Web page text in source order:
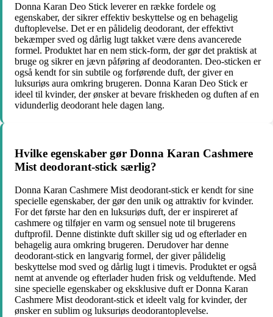
Donna Karan Deo Stick leverer en række fordele og
egenskaber, der sikrer effektiv beskyttelse og en behagelig
duftoplevelse. Det er en pålidelig deodorant, der effektivt
bekæmper sved og dårlig lugt takket være dens avancerede
formel. Produktet har en nem stick-form, der gør det praktisk at
bruge og sikrer en jævn påføring af deodoranten. Deo-sticken er
også kendt for sin subtile og forførende duft, der giver en
luksuriøs aura omkring brugeren. Donna Karan Deo Stick er
ideel til kvinder, der ønsker at bevare friskheden og duften af en
vidunderlig deodorant hele dagen lang.
Hvilke egenskaber gør Donna Karan Cashmere
Mist deodorant-stick særlig?
Donna Karan Cashmere Mist deodorant-stick er kendt for sine
specielle egenskaber, der gør den unik og attraktiv for kvinder.
For det første har den en luksuriøs duft, der er inspireret af
cashmere og tilføjer en varm og sensuel note til brugerens
duftprofil. Denne distinkte duft skiller sig ud og efterlader en
behagelig aura omkring brugeren. Derudover har denne
deodorant-stick en langvarig formel, der giver pålidelig
beskyttelse mod sved og dårlig lugt i timevis. Produktet er også
nemt at anvende og efterlader huden frisk og velduftende. Med
sine specielle egenskaber og eksklusive duft er Donna Karan
Cashmere Mist deodorant-stick et ideelt valg for kvinder, der
ønsker en sublim og luksuriøs deodorantoplevelse.